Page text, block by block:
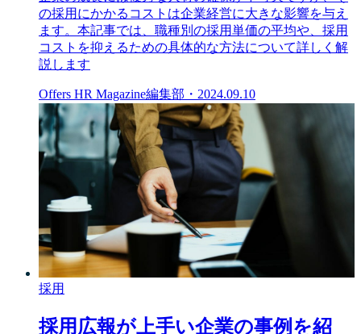
の採用にかかるコストは企業経営に大きな影響を与え
ます。本記事では、職種別の採用単価の平均や、採用
コストを抑えるための具体的な方法について詳しく解
説します
Offers HR Magazine編集部 ・ 2024.09.10
採用
採用広報が上手い企業の事例を紹